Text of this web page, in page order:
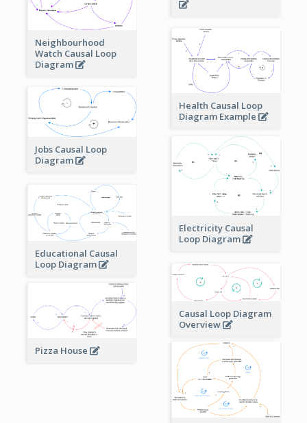
Neighbourhood
Watch Causal Loop
Diagram
Health Causal Loop
Diagram Example
Jobs Causal Loop
Diagram
Electricity Causal
Loop Diagram
Educational Causal
Loop Diagram
Causal Loop Diagram
Overview
Pizza House